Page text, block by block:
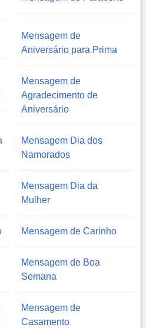
Mensagem de
Aniversário para Prima
Mensagem de
Agradecimento de
Aniversário
Mensagem Dia dos
Namorados
Mensagem Dia da
Mulher
Mensagem de Carinho
Mensagem de Boa
Semana
Mensagem de
Casamento